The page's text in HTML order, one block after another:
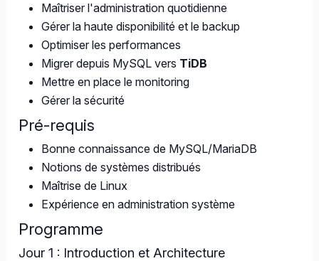
Maîtriser l'administration quotidienne
Gérer la haute disponibilité et le backup
Optimiser les performances
Migrer depuis MySQL vers TiDB
Mettre en place le monitoring
Gérer la sécurité
Pré-requis
Bonne connaissance de MySQL/MariaDB
Notions de systèmes distribués
Maîtrise de Linux
Expérience en administration système
Programme
Jour 1 : Introduction et Architecture